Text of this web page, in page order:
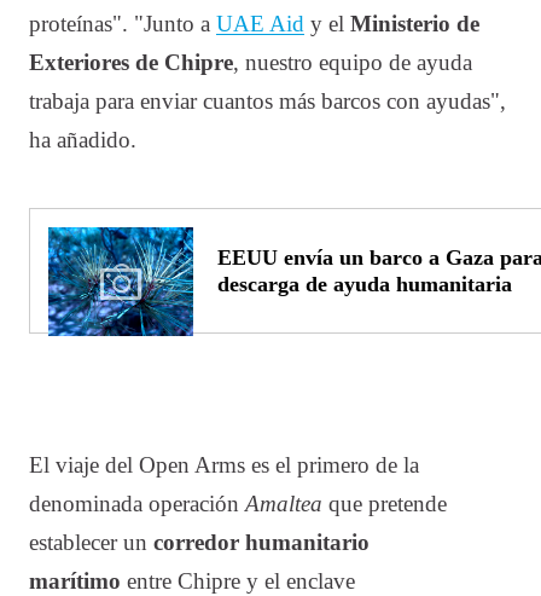
proteínas". "Junto a UAE Aid y el Ministerio de
Exteriores de Chipre, nuestro equipo de ayuda
trabaja para enviar cuantos más barcos con ayudas",
ha añadido.
EEUU envía un barco a Gaza
descarga de ayuda humanitaria
El viaje del Open Arms es el primero de la
denominada operaciónAmaltea que pretende
establecer un corredor humanitario
marítimo entre Chipre y el enclave